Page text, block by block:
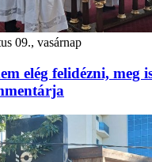
09., vasárnap
elég felidézni, meg